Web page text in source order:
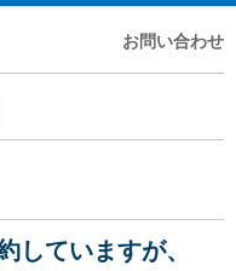
お問い合わせ
していますが、